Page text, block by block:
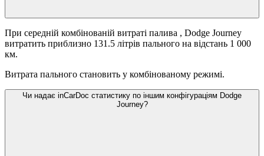
При середній комбінованій витраті палива , Dodge Journey
витратить приблизно 131.5 літрів пального на відстань 1 000
км.
Витрата пального становить у комбінованому режимі.
Чи надає inCarDoc статистику по іншим конфігураціям Dodge
Journey?